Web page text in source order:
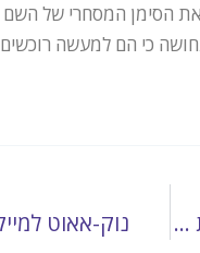
הסימן המסחרי של השם
כי הם למעשה
סימני מסחר בבנלוקס – הליך חשוב לקראת הרחבה בינלאומית נוק-אאוט